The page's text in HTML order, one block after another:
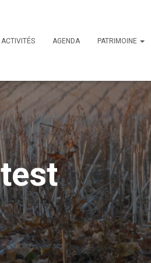
ACTIVITÉS AGENDA PATRIMOINE
test